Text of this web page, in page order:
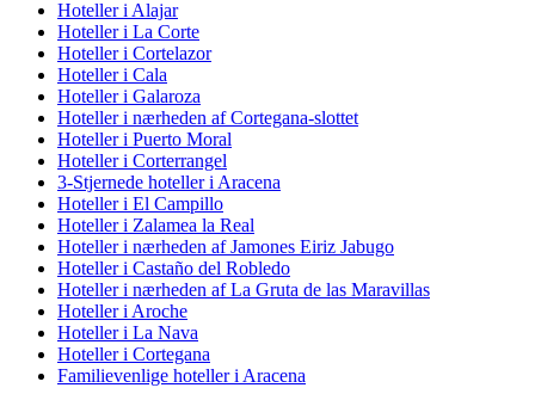
Hoteller i Alajar
Hoteller i La Corte
Hoteller i Cortelazor
Hoteller i Cala
Hoteller i Galaroza
Hoteller i nærheden af Cortegana-slottet
Hoteller i Puerto Moral
Hoteller i Corterrangel
3-Stjernede hoteller i Aracena
Hoteller i El Campillo
Hoteller i Zalamea la Real
Hoteller i nærheden af Jamones Eiriz Jabugo
Hoteller i Castaño del Robledo
Hoteller i nærheden af La Gruta de las Maravillas
Hoteller i Aroche
Hoteller i La Nava
Hoteller i Cortegana
Familievenlige hoteller i Aracena